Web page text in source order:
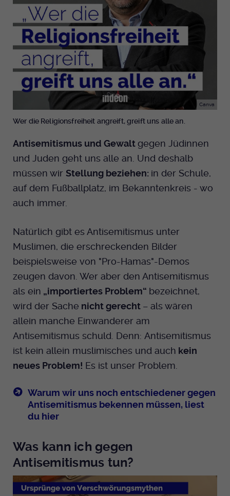
Canva
Wer die Religionsfreiheit angreift, greift uns alle an.
Antisemitismus und Gewaltgegen Jüdinnen
und Juden geht uns alle an. Und deshalb
müssen wir Stellung beziehen: in der Schule,
auf dem Fußballplatz, im Bekanntenkreis - wo
auch immer.
Natürlich gibt es Antisemitismus unter
Muslimen, die erschreckenden Bilder
beispielsweise von "Pro-Hamas"-Demos
zeugen davon. Wer aber den Antisemitismus
als ein „importiertes Problem“ bezeichnet,
wird der Sache nicht gerecht – als wären
allein manche Einwanderer am
Antisemitismus schuld. Denn: Antisemitismus
ist kein allein muslimisches und auch kein
neues Problem! Es ist unser Problem.
Warum wir uns noch entschiedener gegen
Antisemitismus bekennen müssen, liest
du hier
Was kann ich gegen
Antisemitismus tun?